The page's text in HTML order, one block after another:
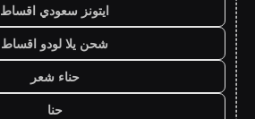
ايتونز سعودي اقساط
شحن يلا لودو اقساط
حناء شعر
حنا